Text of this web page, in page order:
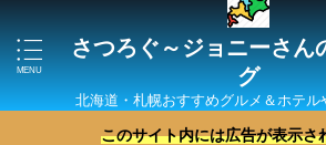
さつろぐ～ジョニーさん
グ
北海道・札幌おすすめグルメ＆ホテル
略法を紹介 ″ジョニーさん“
このサイト内には広告が表示さ